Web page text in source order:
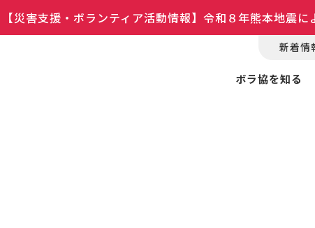
【災害支援・ボランティア活動情報】令和８年熊本地震
新着情
ボラ協を知る